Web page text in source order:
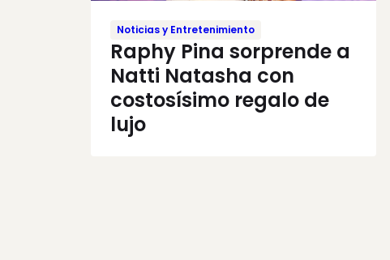
Noticias y Entretenimiento
Raphy Pina sorprende a
Natti Natasha con
costosísimo regalo de
lujo